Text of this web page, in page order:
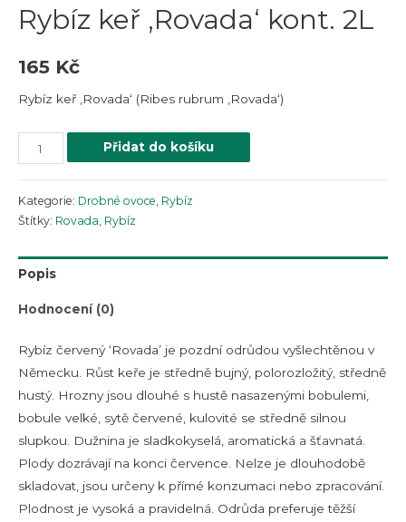
Rybíz keř ‚Rovada‘ kont. 2L
165 Kč
Rybíz keř ‚Rovada‘ (Ribes rubrum ‚Rovada‘)
Přidat do košíku
Kategorie: Drobné ovoce Rybíz
Štítky: Rovada Rybíz
Popis
Hodnocení (0)
Rybíz červený ‘Rovada’ je pozdní odrůdou vyšlechtěnou v
Německu. Růst keře je středně bujný, polorozložitý, středně
hustý. Hrozny jsou dlouhé s hustě nasazenými bobulemi,
bobule velké, sytě červené, kulovité se středně silnou
slupkou. Dužnina je sladkokyselá, aromatická a šťavnatá.
Plody dozrávají na konci července. Nelze je dlouhodobě
skladovat, jsou určeny k přímé konzumaci nebo zpracování.
Plodnost je vysoká a pravidelná. Odrůda preferuje těžší